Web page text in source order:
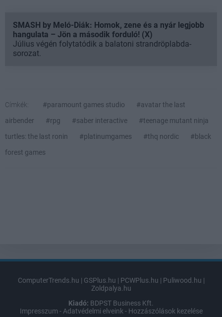
SMASH by Meló-Diák: Homok, zene és a nyár legjobb
hangulata – Jön a második forduló! (X)
Július végén folytatódik a balatoni strandröplabda-
sorozat.
Címkék: #paramount games studio
#avatar the last
airbender
#rpg #saber interactive
#teenage mutant ninja
turtles: the last ronin
#platinumgames #thq nordic
#black
forest games
ComputerTrends.hu | GSPlus.hu | PCWPlus.hu | Puliwood.hu |
Zoldpalya.hu
Kiadó: BDPST Business Kft.
Impresszum -Adatvédelmi elveink- Hozzászólások kezelése